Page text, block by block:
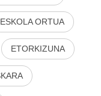
ESKOLA ORTUA
ETORKIZUNA